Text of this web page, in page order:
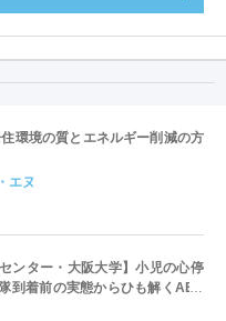
環境の質とエネルギー削減の方
エヌ
ンター・大阪大学】小児の心停
到着前の実態からひも解くAED
学的転帰との関連性